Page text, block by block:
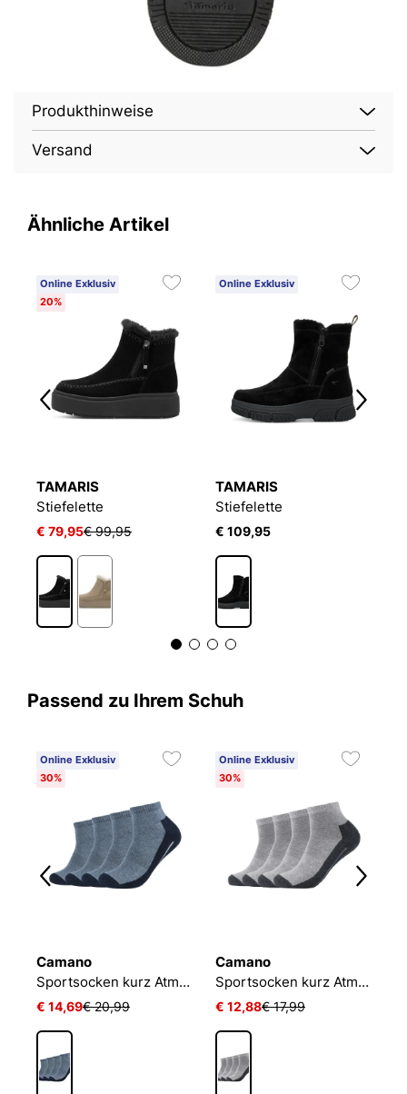
Produkthinweise
Versand
Ähnliche Artikel
Online Exklusiv
20%
TAMARIS
Stiefelette
€ 79,95€ 99,95
Online Exklusiv
TAMARIS
Stiefelette
€ 109,95
Passend zu Ihrem Schuh
Online Exklusiv
30%
Camano
Sportsocken kurz Atmungsaktiv Bequem Perfekte Passform Tennissocken Verstärkt Herren und Damen pro tex
€ 14,69€ 20,99
Online Exklusiv
30%
Camano
Sportsocken kurz Atmungsaktiv Bequem Perfekte Passform Tennissocken Verstärkt Herren und Damen pro tex
€ 12,88€ 17,99